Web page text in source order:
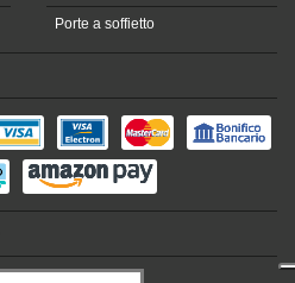
Porte a soffietto